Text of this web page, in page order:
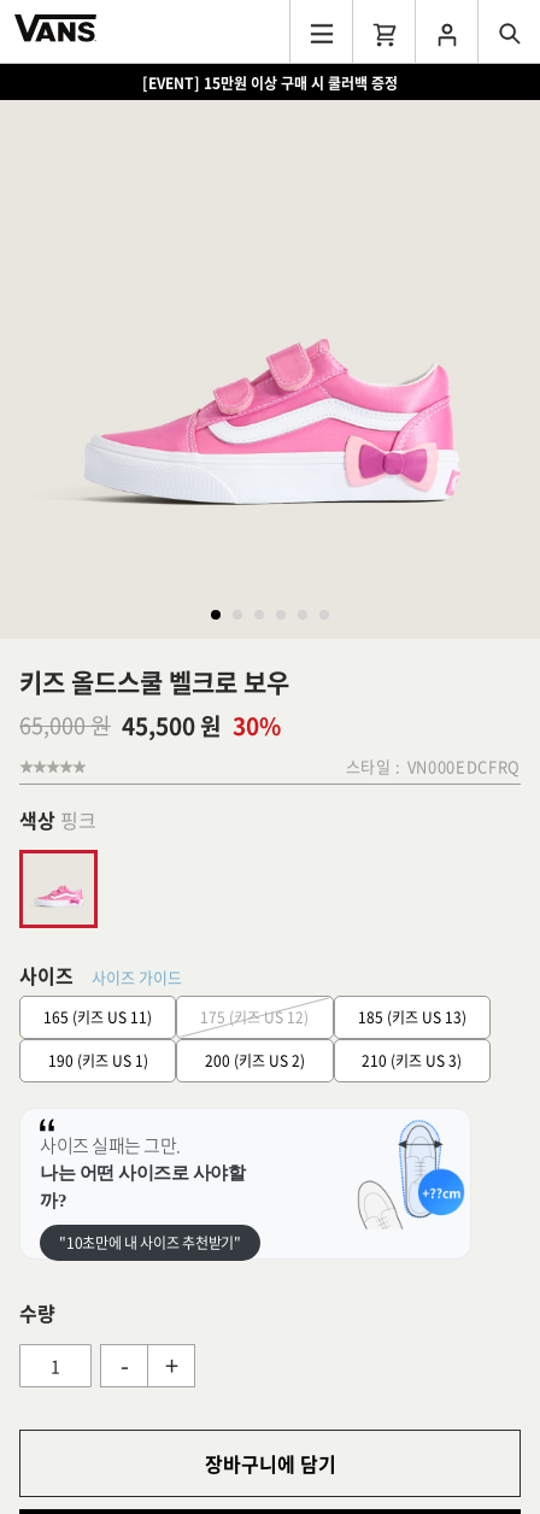
[EVENT] 15만원 이상 구매 시 쿨러백 증정
키즈 올드스쿨 벨크로 보우
65,000 원 45,500 원 30%
스타일 : VN000EDCFRQ
색상 핑크
사이즈 사이즈 가이드
165 (키즈 US 11) 175 (키즈 US 12)
185 (키즈 US 13)
190 (키즈 US 1)
200 (키즈 US 2) 210 (키즈 US 3)
사이즈 실패는 그만.
나는 어떤 사이즈로 사야할
까?
"10초만에 내 사이즈 추천받기"
수량
- +
장바구니에 담기